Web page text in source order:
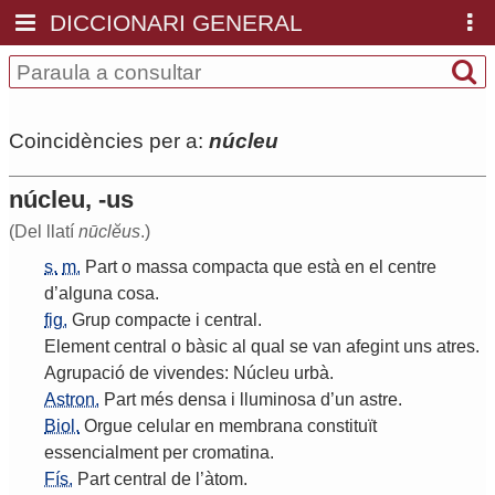
DICCIONARI GENERAL
Coincidències per a: núcleu
núcleu, -us
(Del llatí nūclĕus.)
s. m. Part o massa compacta que està en el centre
d’alguna cosa.
fig. Grup compacte i central .
Element central o bàsic al qual se van afegint uns atres.
Agrupació de vivendes: Núcleu urbà.
Astron. Part més densa i lluminosa d’un astre.
Biol. Orgue celular en membrana constituït
essencialment per cromatina.
Fís. Part central de ’àtom.